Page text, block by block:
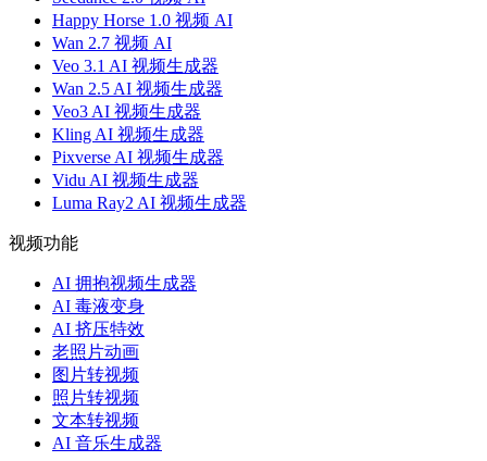
Happy Horse 1.0 视频 AI
Wan 2.7 视频 AI
Veo 3.1 AI 视频生成器
Wan 2.5 AI 视频生成器
Veo3 AI 视频生成器
Kling AI 视频生成器
Pixverse AI 视频生成器
Vidu AI 视频生成器
Luma Ray2 AI 视频生成器
视频功能
AI 拥抱视频生成器
AI 毒液变身
AI 挤压特效
老照片动画
图片转视频
照片转视频
文本转视频
AI 音乐生成器